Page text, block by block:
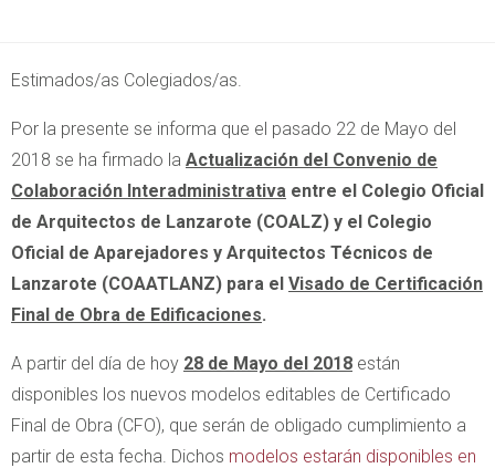
Estimados/as Colegiados/as.
Por la presente se informa que el pasado 22 de Mayo del
2018 se ha firmado la Actualización del Convenio de
Colaboración Interadministrativa entre el Colegio Oficial
de Arquitectos de Lanzarote (COALZ) y el Colegio
Oficial de Aparejadores y Arquitectos Técnicos de
Lanzarote (COAATLANZ) para el Visado de Certificación
Final de Obra de Edificaciones.
A partir del día de hoy 28 de Mayo del 2018 están
disponibles los nuevos modelos editables de Certificado
Final de Obra (CFO), que serán de obligado cumplimiento a
partir de esta fecha. Dichos modelos estarán disponibles en